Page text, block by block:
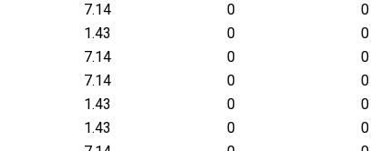
7.14 0 0
1.43 0 0
7.14 0 0
7.14 0 0
1.43 0 0
1.43 0 0